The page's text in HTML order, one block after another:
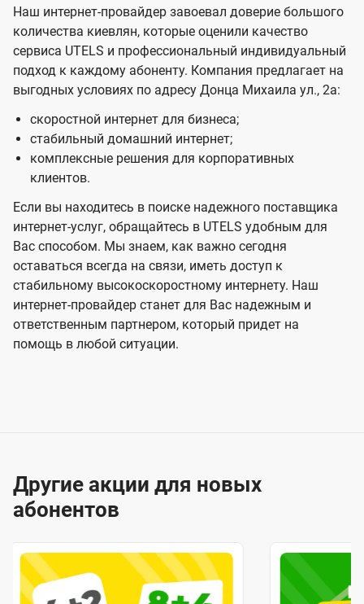
Наш интернет-провайдер завоевал доверие большого
количества киевлян, которые оценили качество
сервиса UTELS и профессиональный индивидуальный
подход к каждому абоненту. Компания предлагает на
выгодных условиях по адресу Донца Михаила ул., 2а:
скоростной интернет для бизнеса;
стабильный домашний интернет;
комплексные решения для корпоративных
клиентов.
Если вы находитесь в поиске надежного поставщика
интернет-услуг, обращайтесь в UTELS удобным для
Вас способом. Мы знаем, как важно сегодня
оставаться всегда на связи, иметь доступ к
стабильному высокоскоростному интернету. Наш
интернет-провайдер станет для Вас надежным и
ответственным партнером, который придет на
помощь в любой ситуации.
Другие акции для новых
абонентов